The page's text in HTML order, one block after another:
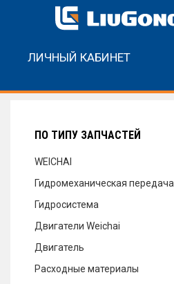
НОВОСТИ
ЛИЧНЫЙ КАБИНЕТ
ПО ТИПУ ЗАПЧАСТЕЙ
WEICHAI
Гидромеханическая передача
Гидросистема
Двигатели Weichai
Двигатель
Расходные материалы